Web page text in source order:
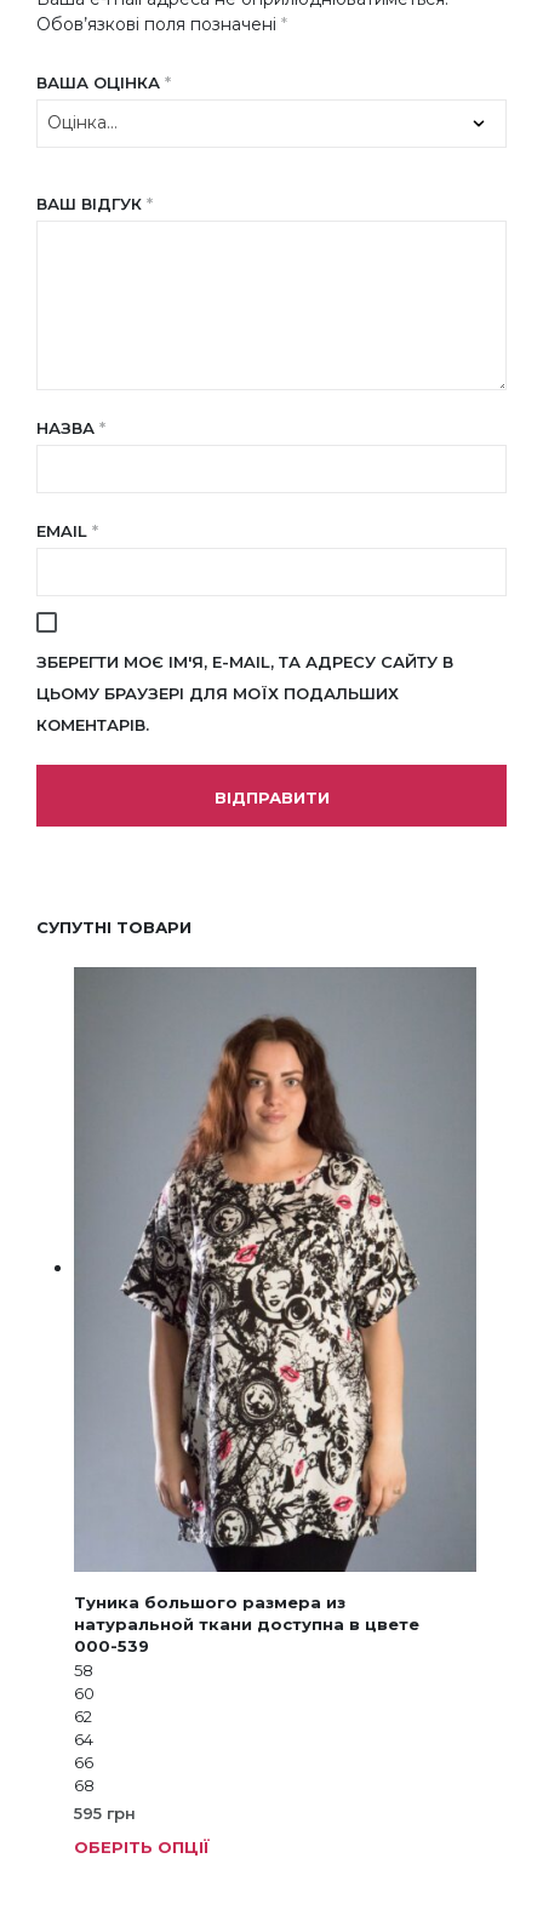
Обов’язкові поля позначені *
ВАША ОЦІНКА *
ВАШ ВІДГУК *
НАЗВА *
EMAIL *
ЗБЕРЕГТИ МОЄ ІМ'Я, E-MAIL, ТА АДРЕСУ САЙТУ В
ЦЬОМУ БРАУЗЕРІ ДЛЯ МОЇХ ПОДАЛЬШИХ
КОМЕНТАРІВ.
СУПУТНІ ТОВАРИ
Туника большого размера из
натуральной ткани доступна в цвете
000-539
58
60
62
64
66
68
595 грн
ОБЕРІТЬ ОПЦІЇ